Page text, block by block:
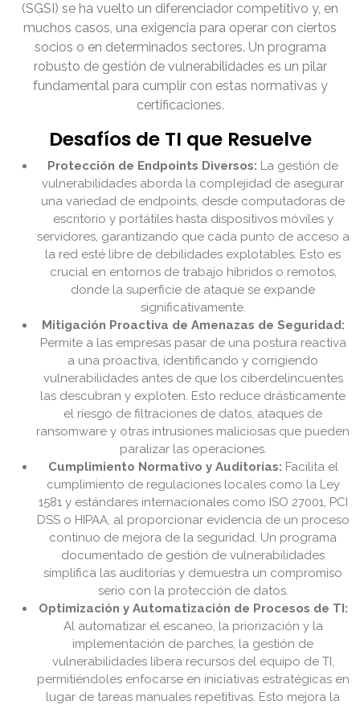
(SGSI) se ha vuelto un diferenciador competitivo y, en
muchos casos, una exigencia para operar con ciertos
socios o en determinados sectores. Un programa
robusto de gestión de vulnerabilidades es un pilar
fundamental para cumplir con estas normativas y
certificaciones.
Desafíos de TI que Resuelve
Protección de Endpoints Diversos: La gestión de
vulnerabilidades aborda la complejidad de asegurar
una variedad de endpoints, desde computadoras de
escritorio y portátiles hasta dispositivos móviles y
servidores, garantizando que cada punto de acceso a
la red esté libre de debilidades explotables. Esto es
crucial en entornos de trabajo híbridos o remotos,
donde la superficie de ataque se expande
significativamente.
Mitigación Proactiva de Amenazas de Seguridad:
Permite a las empresas pasar de una postura reactiva
a una proactiva, identificando y corrigiendo
vulnerabilidades antes de que los ciberdelincuentes
las descubran y exploten. Esto reduce drásticamente
el riesgo de filtraciones de datos, ataques de
ransomware y otras intrusiones maliciosas que pueden
paralizar las operaciones.
Cumplimiento Normativo y Auditorías: Facilita el
cumplimiento de regulaciones locales como la Ley
1581 y estándares internacionales como ISO 27001, PCI
DSS o HIPAA, al proporcionar evidencia de un proceso
continuo de mejora de la seguridad. Un programa
documentado de gestión de vulnerabilidades
simplifica las auditorías y demuestra un compromiso
serio con la protección de datos.
Optimización y Automatización de Procesos de TI:
Al automatizar el escaneo, la priorización y la
implementación de parches, la gestión de
vulnerabilidades libera recursos del equipo de TI,
permitiéndoles enfocarse en iniciativas estratégicas en
lugar de tareas manuales repetitivas. Esto mejora la